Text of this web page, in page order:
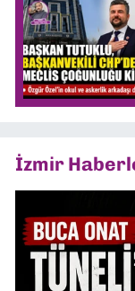
İzmir